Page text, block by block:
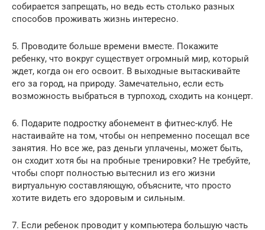
собирается запрещать, но ведь есть столько разных
способов проживать жизнь интересно.
5. Проводите больше времени вместе. Покажите
ребенку, что вокруг существует огромный мир, который
ждет, когда он его освоит. В выходные вытаскивайте
его за город, на природу. Замечательно, если есть
возможность выбраться в турпоход, сходить на концерт.
6. Подарите подростку абонемент в фитнес-клуб. Не
настаивайте на том, чтобы он непременно посещал все
занятия. Но все же, раз деньги уплачены, может быть,
он сходит хотя бы на пробные тренировки? Не требуйте,
чтобы спорт полностью вытеснил из его жизни
виртуальную составляющую, объясните, что просто
хотите видеть его здоровым и сильным.
7. Если ребенок проводит у компьютера большую часть